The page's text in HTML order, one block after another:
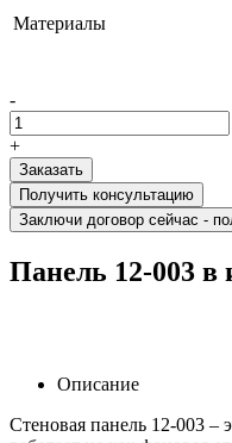
Материалы
-
+
Получить консультацию
Заключи договор сейчас -
Панель 12-003 в
Описание
Стеновая панель 12-003 –